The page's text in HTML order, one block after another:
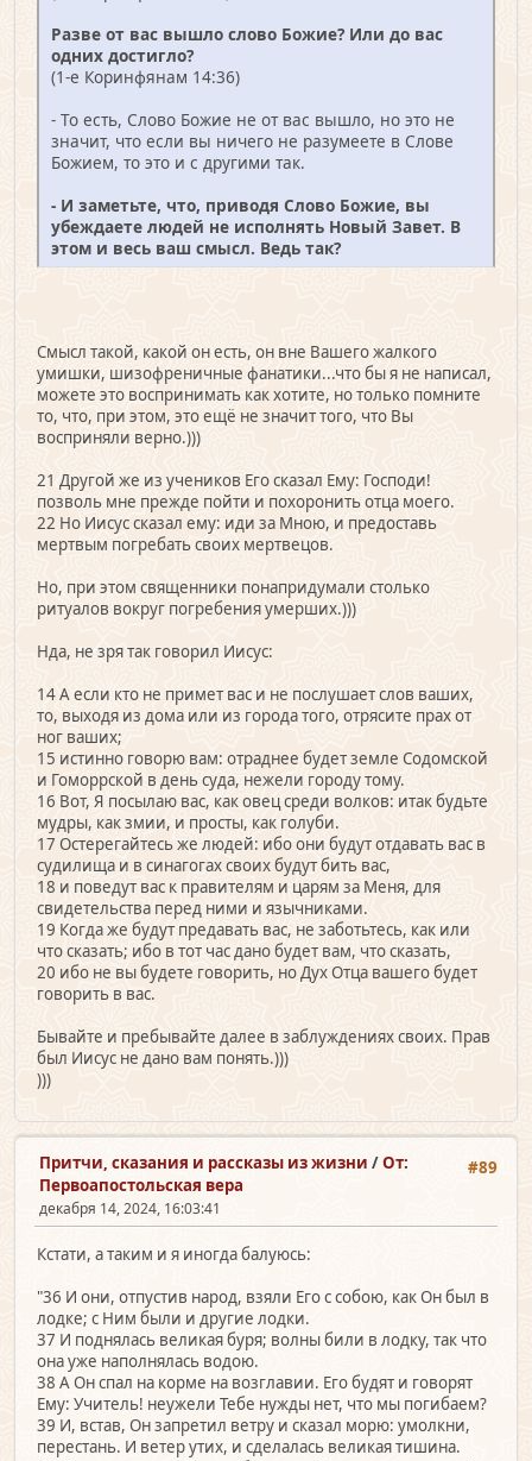
Разве от вас вышло слово Божие? Или до вас
одних достигло?
(1-е Коринфянам 14:36)
- То есть, Слово Божие не от вас вышло, но это не
значит, что если вы ничего не разумеете в Слове
Божием, то это и с другими так.
- И заметьте, что, приводя Слово Божие, вы
убеждаете людей не исполнять Новый Завет. В
этом и весь ваш смысл. Ведь так?
Смысл такой, какой он есть, он вне Вашего жалкого
умишки, шизофреничные фанатики...что бы я не написал,
можете это воспринимать как хотите, но только помните
то, что, при этом, это ещё не значит того, что Вы
восприняли верно.)))
21 Другой же из учеников Его сказал Ему: Господи!
позволь мне прежде пойти и похоронить отца моего.
22 Но Иисус сказал ему: иди за Мною, и предоставь
мертвым погребать своих мертвецов.
Но, при этом священники понапридумали столько
ритуалов вокруг погребения умерших.)))
Нда, не зря так говорил Иисус:
14 А если кто не примет вас и не послушает слов ваших,
то, выходя из дома или из города того, отрясите прах от
ног ваших;
15 истинно говорю вам: отраднее будет земле Содомской
и Гоморрской в день суда, нежели городу тому.
16 Вот, Я посылаю вас, как овец среди волков: итак будьте
мудры, как змии, и просты, как голуби.
17 Остерегайтесь же людей: ибо они будут отдавать вас в
судилища и в синагогах своих будут бить вас,
18 и поведут вас к правителям и царям за Меня, для
свидетельства перед ними и язычниками.
19 Когда же будут предавать вас, не заботьтесь, как или
что сказать; ибо в тот час дано будет вам, что сказать,
20 ибо не вы будете говорить, но Дух Отца вашего будет
говорить в вас.
Бывайте и пребывайте далее в заблуждениях своих. Прав
был Иисус не дано вам понять.)))
)))
#89
Притчи, сказания и рассказы из жизни /От:
Первоапостольская вера
декабря 14, 2024, 16:03:41
Кстати, а таким и я иногда балуюсь:
"36 И они, отпустив народ, взяли Его с собою, как Он был в
лодке; с Ним были и другие лодки.
37 И поднялась великая буря; волны били в лодку, так что
она уже наполнялась водою.
38 А Он спал на корме на возглавии. Его будят и говорят
Ему: Учитель! неужели Тебе нужды нет, что мы погибаем?
39 И, встав, Он запретил ветру и сказал морю: умолкни,
перестань. И ветер утих, и сделалась великая тишина.